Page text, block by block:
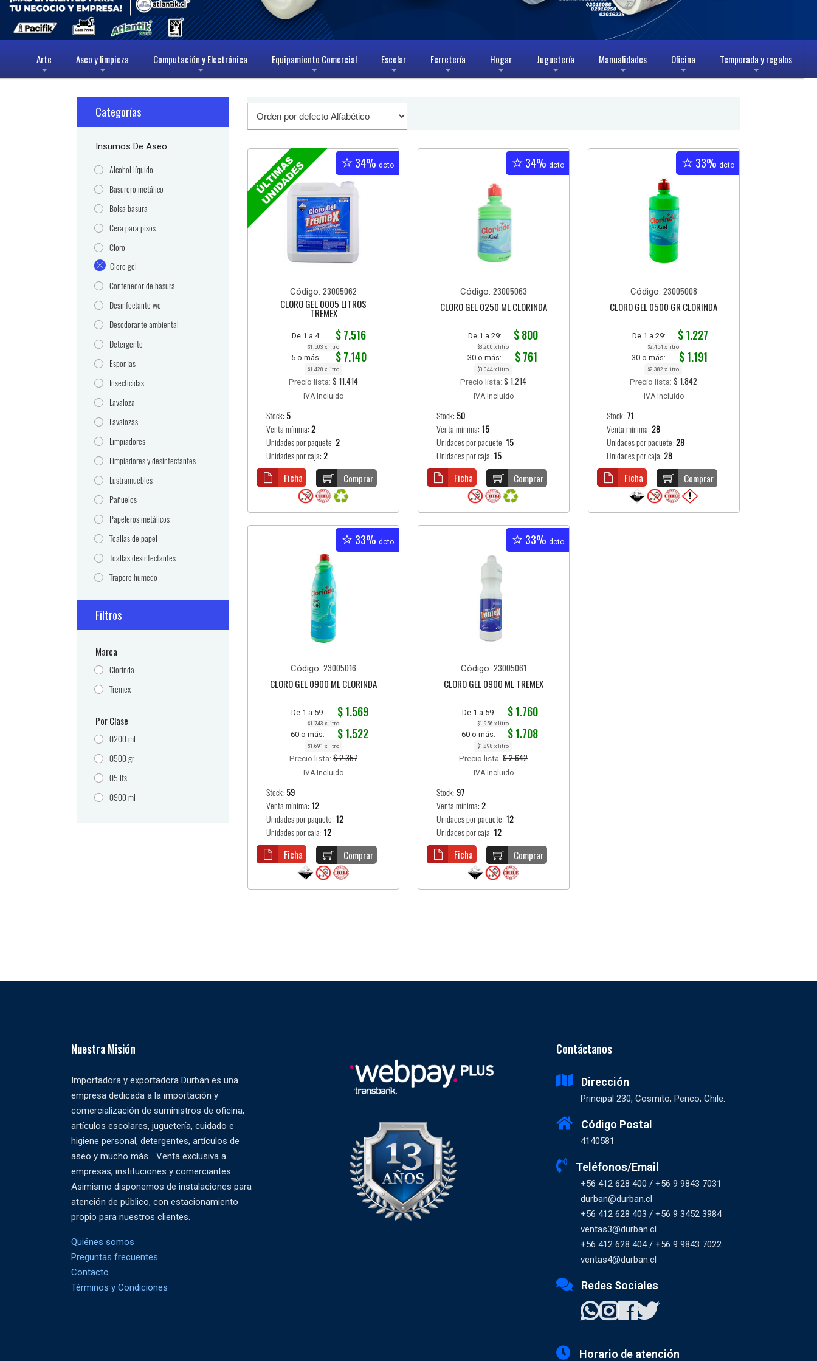
+
Arte
+
Aseo y limpieza
+
Computación y Electrónica
+
Equipamiento Comercial
+
Escolar
+
Ferretería
+
Hogar
+
Juguetería
+
Manualidades
+
Oficina
+
Temporada y regalos
Categorías
Insumos De Aseo
Alcohol líquido
Basurero metálico
Bolsa basura
Cera para pisos
Cloro
Cloro gel
Contenedor de basura
Desinfectante wc
Desodorante ambiental
Detergente
Esponjas
Insecticidas
Lavaloza
Lavalozas
Limpiadores
Limpiadores y desinfectantes
Lustramuebles
Pañuelos
Papeleros metálicos
Toallas de papel
Toallas desinfectantes
Trapero humedo
Filtros
Marca
Clorinda
Tremex
Por Clase
0200 ml
0500 gr
05 lts
0900 ml
34% dcto
Código:23005062
CLORO GEL 0005 LITROS
TREMEX
De 1 a 4: $ 7.516
$1.503 x litro
5 o más: $ 7.140
$1.428 x litro
Precio lista:$ 11.414
IVA Incluido
Stock: 5
Venta mínima:2
Unidades por paquete:2
Unidades por caja:2
Comprar
Ficha
34% dcto
Código: 23005063
CLORO GEL 0250 ML CLORINDA
De 1 a 29: $ 800
$3.200 x litro
30 o más: $ 761
$3.044 x litro
Precio lista:$ 1.214
IVA Incluido
Stock: 50
Venta mínima: 15
Unidades por paquete: 15
Unidades por caja: 15
Comprar
Ficha
33% dcto
Código: 23005008
CLORO GEL 0500 GR CLORINDA
De 1 a 29: $ 1.227
$2.454 x litro
30 o más: $ 1.191
$2.382 x litro
Precio lista:$ 1.842
IVA Incluido
Stock: 71
Venta mínima: 28
Unidades por paquete: 28
Unidades por caja: 28
Comprar
Ficha
33% dcto
Código:23005016
CLORO GEL 0900 ML CLORINDA
De 1 a 59: $ 1.569
$1.743 x litro
60 o más: $ 1.522
$1.691 x litro
Precio lista:$ 2.357
IVA Incluido
Stock: 59
Venta mínima: 12
Unidades por paquete: 12
Unidades por caja: 12
Comprar
Ficha
33% dcto
Código: 23005061
CLORO GEL 0900 ML TREMEX
De 1 a 59: $ 1.760
$1.956 x litro
60 o más: $ 1.708
$1.898 x litro
Precio lista:$ 2.642
IVA Incluido
Stock: 97
Venta mínima: 2
Unidades por paquete: 12
Unidades por caja: 12
Comprar
Ficha
Nuestra Misión
Importadora y exportadora Durbán es una
empresa dedicada a la importación y
comercialización de suministros de oficina,
artículos escolares, juguetería, cuidado e
higiene personal, detergentes, artículos de
aseo y mucho más... Venta exclusiva a
empresas, instituciones y comerciantes.
Asimismo disponemos de instalaciones para
atención de público, con estacionamiento
propio para nuestros clientes.
Quiénes somos
Preguntas frecuentes
Contacto
Términos y Condiciones
Contáctanos
Dirección
Principal 230, Cosmito, Penco, Chile.
Código Postal
4140581
Teléfonos/Email
+56 412 628 400 / +56 9 9843 7031
durban@durban.cl
+56 412 628 403 / +56 9 3452 3984
ventas3@durban.cl
+56 412 628 404 / +56 9 9843 7022
ventas4@durban.cl
Redes Sociales
Horario de atención